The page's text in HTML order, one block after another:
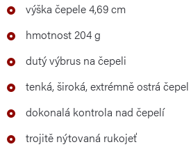
výška čepele 4,69 cm
hmotnost 204 g
dutý výbrus na čepeli
tenká, široká, extrémně ostrá čepel
dokonalá kontrola nad čepelí
trojitě nýtovaná rukojeť